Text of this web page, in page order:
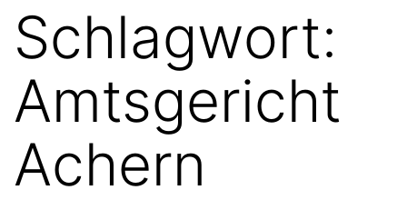
Schlagwort:
Amtsgericht
Achern